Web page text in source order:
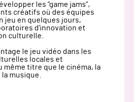
les “game jams”,
créatifs où des équipes
jeu en quelques jours,
d’innovation et
culturelle.
le jeu vidéo dans les
locales et
même titre que le cinéma, la
musique.